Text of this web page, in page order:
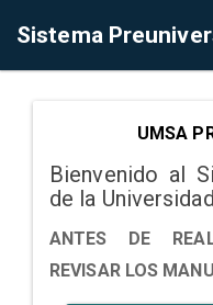
Sistema
UMSA
Bienvenido al
de la
ANTES DE
REVISAR LOS